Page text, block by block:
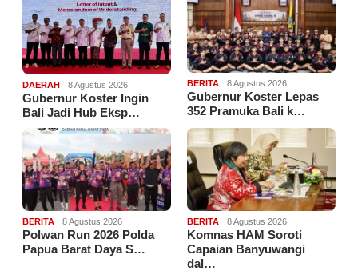
DAERAH 8 Agustus 2026
Gubernur Koster Ingin
Bali Jadi Hub Eksp…
BERITA 8 Agustus 2026
Gubernur Koster Lepas
352 Pramuka Bali k…
BERITA 8 Agustus 2026
Polwan Run 2026 Polda
Papua Barat Daya S…
BERITA 8 Agustus 2026
Komnas HAM Soroti
Capaian Banyuwangi
dal…